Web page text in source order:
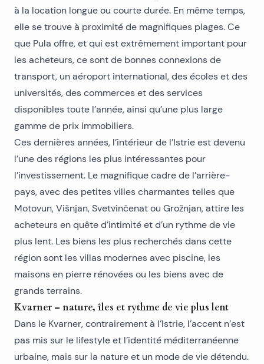
à la location longue ou courte durée. En même temps,
elle se trouve à proximité de magnifiques plages. Ce
que Pula offre, et qui est extrêmement important pour
les acheteurs, ce sont de bonnes connexions de
transport, un aéroport international, des écoles et des
universités, des commerces et des services
disponibles toute l’année, ainsi qu’une plus large
gamme de prix immobiliers.
Ces dernières années, l’intérieur de l’Istrie est devenu
l’une des régions les plus intéressantes pour
l’investissement. Le magnifique cadre de l’arrière-
pays, avec des petites villes charmantes telles que
Motovun, Višnjan, Svetvinčenat ou Grožnjan, attire les
acheteurs en quête d’intimité et d’un rythme de vie
plus lent. Les biens les plus recherchés dans cette
région sont les villas modernes avec piscine, les
maisons en pierre rénovées ou les biens avec de
grands terrains.
Kvarner – nature, îles et rythme de vie plus lent
Dans le Kvarner, contrairement à l’Istrie, l’accent n’est
pas mis sur le lifestyle et l’identité méditerranéenne
urbaine, mais sur la nature et un mode de vie détendu.